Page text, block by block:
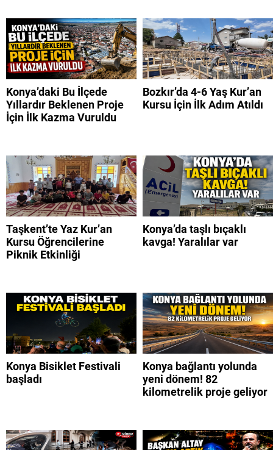
Konya’daki Bu İlçede
Yıllardır Beklenen Proje
İçin İlk Kazma Vuruldu
Bozkır’da 4-6 Yaş Kur’an
Kursu İçin İlk Adım Atıldı
Taşkent’te Yaz Kur’an
Kursu Öğrencilerine
Piknik Etkinliği
Konya’da taşlı bıçaklı
kavga! Yaralılar var
Konya Bisiklet Festivali
başladı
Konya bağlantı yolunda
yeni dönem! 82
kilometrelik proje geliyor